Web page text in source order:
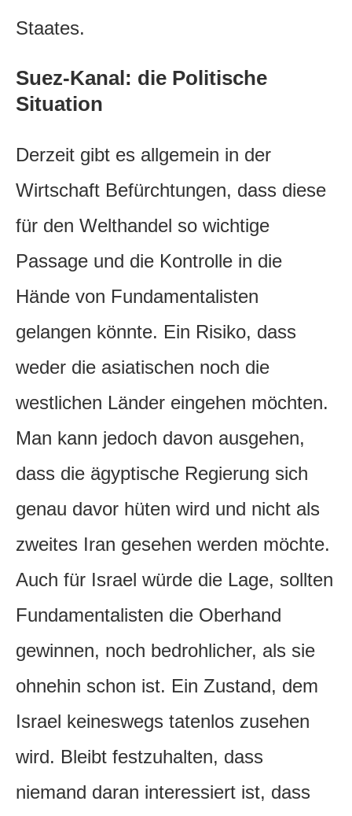
Staates.
Suez-Kanal: die Politische
Situation
Derzeit gibt es allgemein in der
Wirtschaft Befürchtungen, dass diese
für den Welthandel so wichtige
Passage und die Kontrolle in die
Hände von Fundamentalisten
gelangen könnte. Ein Risiko, dass
weder die asiatischen noch die
westlichen Länder eingehen möchten.
Man kann jedoch davon ausgehen,
dass die ägyptische Regierung sich
genau davor hüten wird und nicht als
zweites Iran gesehen werden möchte.
Auch für Israel würde die Lage, sollten
Fundamentalisten die Oberhand
gewinnen, noch bedrohlicher, als sie
ohnehin schon ist. Ein Zustand, dem
Israel keineswegs tatenlos zusehen
wird. Bleibt festzuhalten, dass
niemand daran interessiert ist, dass